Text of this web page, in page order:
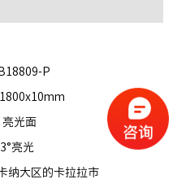
P
光面
亮光
纳大区的卡拉拉市